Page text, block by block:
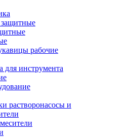
рабочие
для инструмента
растворонасосы и